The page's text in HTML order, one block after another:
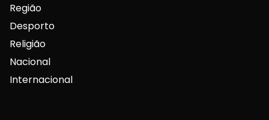
Região
Desporto
Religião
Nacional
Internacional